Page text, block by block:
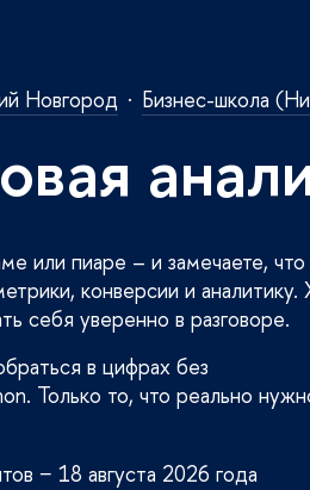
Новгород · Бизнес-школа
или пиаре – и замечаете, что
конверсии и аналитику.
себя уверенно в разговоре.
в цифрах без
Только то, что реально
− 18 августа 2026 года